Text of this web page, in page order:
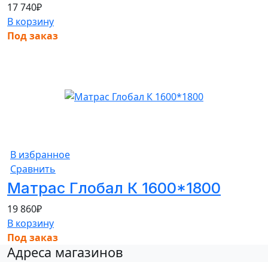
17 740₽
В корзину
Под заказ
В избранное
Сравнить
Матрас Глобал К 1600*1800
19 860₽
В корзину
Под заказ
Адреса магазинов